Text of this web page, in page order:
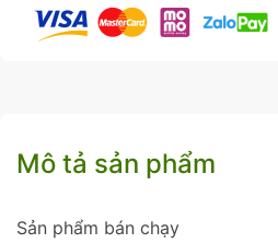
Mô tả sản phẩm
Sản phẩm bán chạy